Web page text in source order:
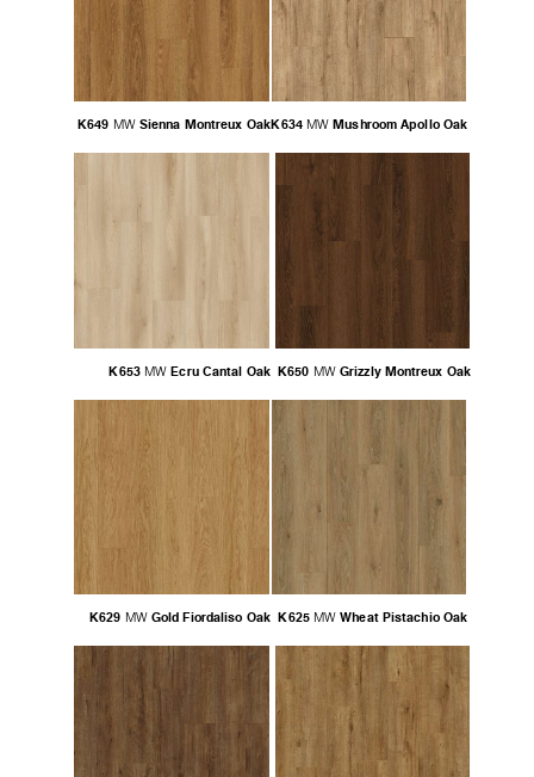
K634 MW Mushroom Apollo Oak
K649 MW Sienna Montreux Oak
K650 MW Grizzly Montreux Oak
K653 MW Ecru Cantal Oak
K625 MW Wheat Pistachio Oak
K629 MW Gold Fiordaliso Oak